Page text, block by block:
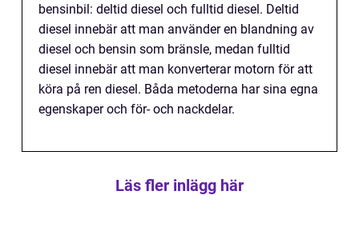
bensinbil: deltid diesel och fulltid diesel. Deltid
diesel innebär att man använder en blandning av
diesel och bensin som bränsle, medan fulltid
diesel innebär att man konverterar motorn för att
köra på ren diesel. Båda metoderna har sina egna
egenskaper och för- och nackdelar.
Läs fler inlägg här